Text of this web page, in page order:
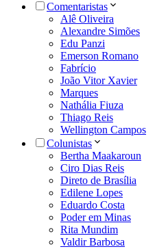
Comentaristas
Alê Oliveira
Alexandre Simões
Edu Panzi
Emerson Romano
Fabrício
João Vitor Xavier
Marques
Nathália Fiuza
Thiago Reis
Wellington Campos
Colunistas
Bertha Maakaroun
Ciro Dias Reis
Direto de Brasília
Edilene Lopes
Eduardo Costa
Poder em Minas
Rita Mundim
Valdir Barbosa